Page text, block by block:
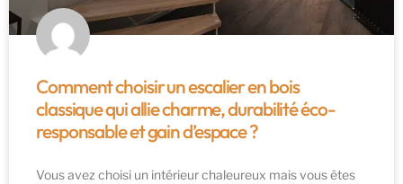
Comment choisir un escalier en bois
classique qui allie charme, durabilité éco-
responsable et gain d’espace ?
Vous avez choisi un intérieur chaleureux mais vous êtes